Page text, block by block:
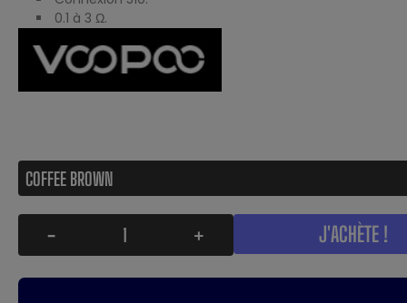
0.1 à 3 Ω.
- + J'ACHÈTE !